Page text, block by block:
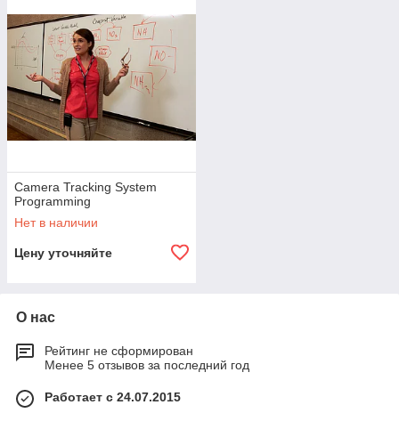
Camera Tracking System
Programming
Нет в наличии
Цену уточняйте
О нас
Рейтинг не сформирован
Менее 5 отзывов за последний год
Работает с 24.07.2015